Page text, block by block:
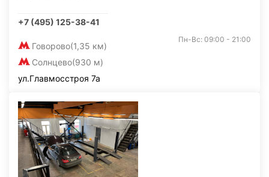
+7 (495) 125-38-41
Говорово(1,35 км)
Солнцево(930 м)
Пн-Вс: 09:00 - 21:00
ул.Главмосстроя 7а